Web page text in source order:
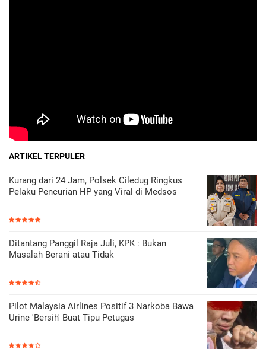
ARTIKEL TERPULER
Kurang dari 24 Jam, Polsek Ciledug Ringkus
Pelaku Pencurian HP yang Viral di Medsos
Ditantang Panggil Raja Juli, KPK : Bukan
Masalah Berani atau Tidak
Pilot Malaysia Airlines Positif 3 Narkoba Bawa
Urine 'Bersih' Buat Tipu Petugas